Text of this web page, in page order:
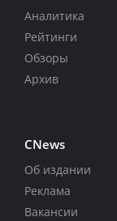
Аналитика
Рейтинги
Обзоры
Архив
CNews
Об издании
Реклама
Вакансии